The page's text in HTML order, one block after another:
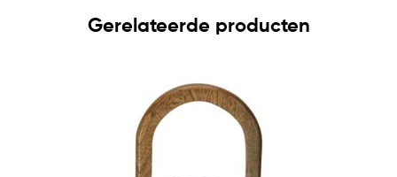
Gerelateerde producten